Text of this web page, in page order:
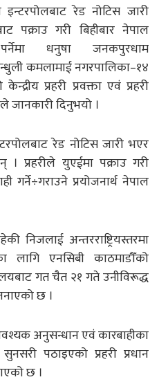
इन्टरपोलबाट रेड नोटिस जारी
पक्राउ गरी बिहीबार नेपाल
धनुषा जनकपुरधाम
कमलामाई नगरपालिका–१४
प्रहरी प्रवक्ता एवं प्रहरी
जानकारी दिनुभयो ।
रेड नोटिस जारी भएर
प्रहरीले युएईमा पक्राउ गरी
गर्ने÷गराउने प्रयोजनार्थ नेपाल
निजलाई अन्तरराष्ट्रियस्तरमा
लागि एनसिबी काठमाडौँको
गत चैत २१ गते उनीविरूद्ध
छ ।
अनुसन्धान एवं कारबाहीका
पठाइएको प्रहरी प्रधान
छ ।